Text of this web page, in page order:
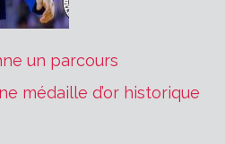
un parcours
médaille d’or historique